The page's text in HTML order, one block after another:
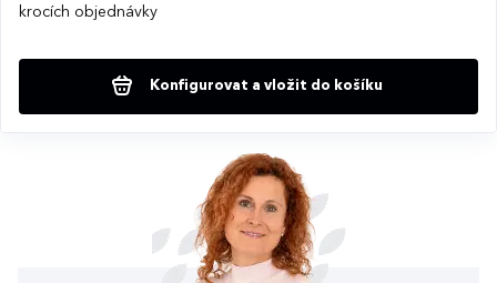
krocích objednávky
Konfigurovat a vložit do košíku